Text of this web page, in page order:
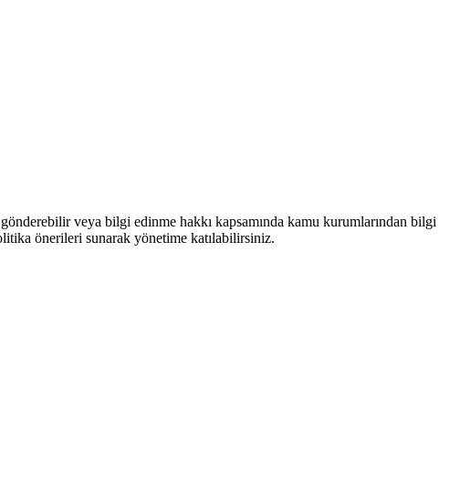
veya bilgi edinme hakkı kapsamında kamu kurumlarından bilgi
önerileri sunarak yönetime katılabilirsiniz.